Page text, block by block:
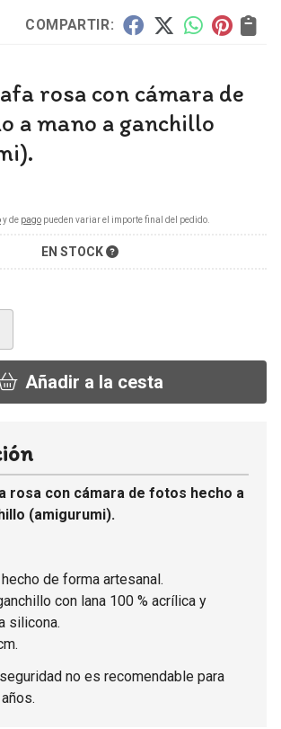
COMPARTIR:
rosa con cámara de
a mano a ganchillo
y de pago pueden variar el importe final del pedido.
EN STOCK
Añadir a la cesta
rosa con cámara de fotos hecho a
(amigurumi).
de forma artesanal.
con lana 100 % acrílica y
silicona.
no es recomendable para